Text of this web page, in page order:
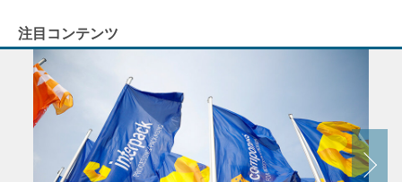
注目コンテンツ